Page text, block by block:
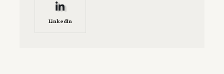
LinkedIn